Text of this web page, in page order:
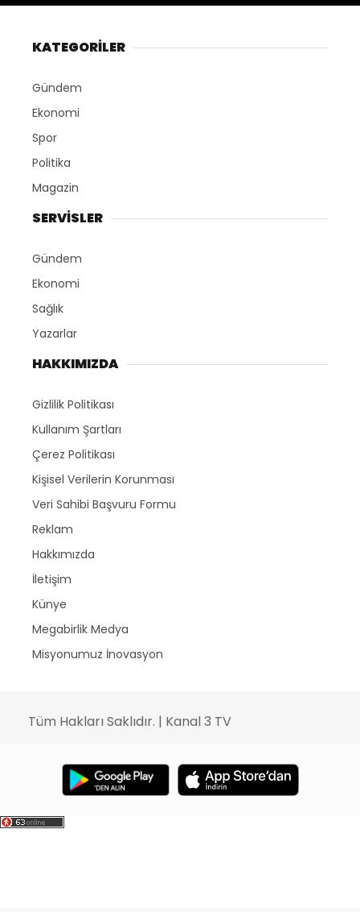
KATEGORİLER
Gündem
Ekonomi
Spor
Politika
Magazin
SERVİSLER
Gündem
Ekonomi
Sağlık
Yazarlar
HAKKIMIZDA
Gizlilik Politikası
Kullanım Şartları
Çerez Politikası
Kişisel Verilerin Korunması
Veri Sahibi Başvuru Formu
Reklam
Hakkımızda
İletişim
Künye
Megabirlik Medya
Misyonumuz İnovasyon
Tüm Hakları Saklıdır. | Kanal 3 TV